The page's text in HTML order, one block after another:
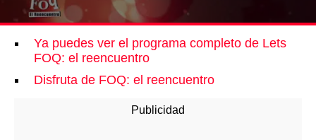
Ya puedes ver el programa completo de Lets
FOQ: el reencuentro
Disfruta de FOQ: el reencuentro